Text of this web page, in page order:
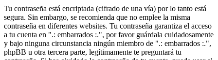
Tu contraseña está encriptada (cifrado de una vía) por lo tanto está
segura. Sin embargo, se recomienda que no emplee la misma
contraseña en diferentes websites. Tu contraseña garantiza el acceso
a tu cuenta en ".: embarrados :.", por favor guárdala cuidadosamente
y bajo ninguna circunstancia ningún miembro de ".: embarrados :.",
phpBB u otra tercera parte, legítimamente te preguntará tu